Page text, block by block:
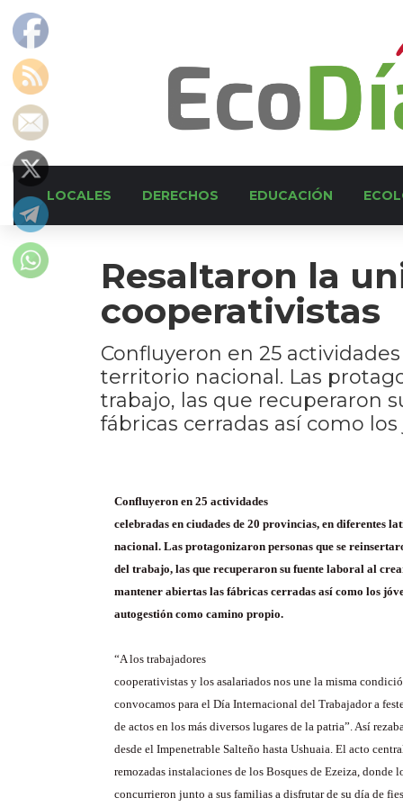
LOCALES DERECHOS EDUCACIÓN
Resaltaron la
cooperativistas
Confluyeron en 25
territorio nacional. Las
trabajo, las que recuperaron
fábricas cerradas así como
Confluyeron en 25 actividades
celebradas en ciudades de 20 provincias, en diferentes
nacional. Las protagonizaron personas que se
del trabajo, las que recuperaron su fuente laboral al
mantener abiertas las fábricas cerradas así como los
autogestión como camino propio.
“A los trabajadores
cooperativistas y los asalariados nos une la misma
convocamos para el Día Internacional del Trabajador a
de actos en los más diversos lugares de la patria”. Así
desde el Impenetrable Salteño hasta Ushuaia. El acto
remozadas instalaciones de los Bosques de Ezeiza, donde
concurrieron junto a sus familias a disfrutar de su día de